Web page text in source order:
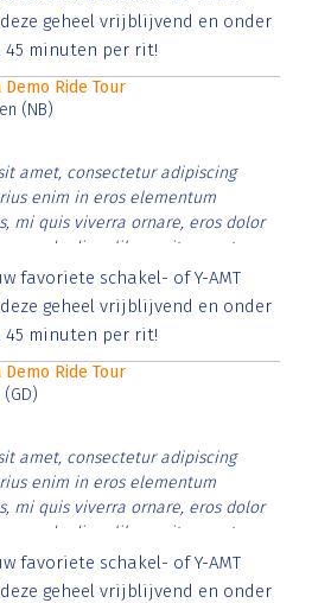
vitae risus tristique posuere.
geheel vrijblijvend en onder
45 minuten per rit!
Demo Ride Tour
(NB)
amet, consectetur adipiscing
enim in eros elementum
mi quis viverra ornare, eros dolor
diam libero vitae erat.
et justo cursus id rutrum lorem
vitae risus tristique posuere.
favoriete schakel- of Y-AMT
geheel vrijblijvend en onder
45 minuten per rit!
Demo Ride Tour
amet, consectetur adipiscing
enim in eros elementum
mi quis viverra ornare, eros dolor
diam libero vitae erat.
et justo cursus id rutrum lorem
vitae risus tristique posuere.
favoriete schakel- of Y-AMT
geheel vrijblijvend en onder